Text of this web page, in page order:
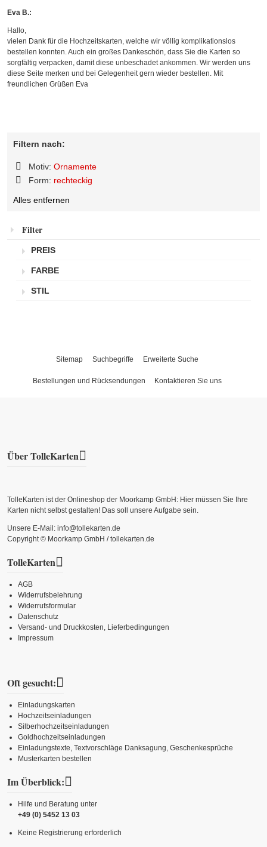
Eva B.:
Hallo,
vielen Dank für die Hochzeitskarten, welche wir völlig komplikationslos
bestellen konnten. Auch ein großes Dankeschön, dass Sie die Karten so
sorgfältig verpacken, damit diese unbeschadet ankommen. Wir werden uns
diese Seite merken und bei Gelegenheit gern wieder bestellen. Mit
freundlichen Grüßen Eva
Filtern nach:
Motiv: Ornamente
Diesen
entfernen
Form: rechteckig
Artikel
Alles entfernen
Filter
PREIS
FARBE
STIL
Sitemap Suchbegriffe Erweiterte Suche
Bestellungen und Rücksendungen Kontaktieren Sie uns
Über TolleKarten
TolleKarten ist der Onlineshop der Moorkamp GmbH: Hier müssen Sie Ihre
Karten nicht selbst gestalten! Das soll unsere Aufgabe sein.
Unsere E-Mail: info@tollekarten.de
Copyright © Moorkamp GmbH / tollekarten.de
TolleKarten
AGB
Widerrufsbelehrung
Widerrufsformular
Datenschutz
Versand- und Druckkosten, Lieferbedingungen
Impressum
Oft gesucht:
Einladungskarten
Hochzeitseinladungen
Silberhochzeitseinladungen
Goldhochzeitseinladungen
Einladungstexte, Textvorschläge Danksagung, Geschenkesprüche
Musterkarten bestellen
Im Überblick:
Hilfe und Beratung unter
+49 (0) 5452 13 03
Keine Registrierung erforderlich